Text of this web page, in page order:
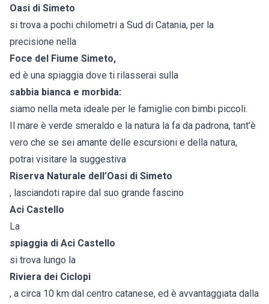
Oasi di Simeto
si trova a pochi chilometri a Sud di Catania, per la
precisione nella
Foce del Fiume Simeto,
ed è una spiaggia dove ti rilasserai sulla
sabbia bianca e morbida:
siamo nella meta ideale per le famiglie con bimbi piccoli.
Il mare è verde smeraldo e la natura la fa da padrona, tant’è
vero che se sei amante delle escursioni e della natura,
potrai visitare la suggestiva
Riserva Naturale dell’Oasi di Simeto
, lasciandoti rapire dal suo grande fascino
Aci Castello
La
spiaggia di Aci Castello
si trova lungo la
Riviera dei Ciclopi
, a circa 10 km dal centro catanese, ed è avvantaggiata dalla